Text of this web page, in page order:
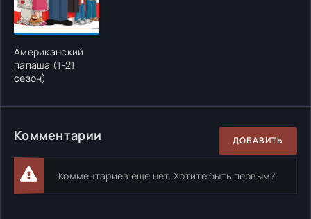
Американский
папаша (1-21
сезон)
Комментарии ДОБАВИТЬ
Комментариев еще нет. Хотите быть первым?